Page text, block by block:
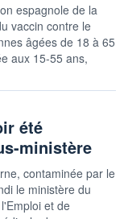
espagnole de la
vaccin contre le
âgées de 18 à 65
aux 15-55 ans,
été
ministère
contaminée par le
le ministère du
et de